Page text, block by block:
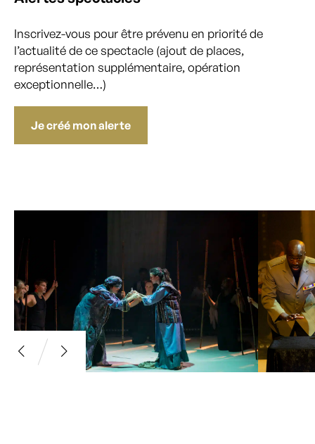
Inscrivez-vous pour être prévenu en priorité de
l’actualité de ce spectacle (ajout de places,
représentation supplémentaire, opération
exceptionnelle…)
Je créé mon alerte